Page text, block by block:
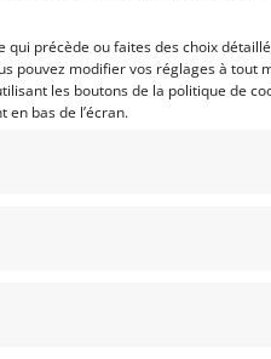
qui précède ou faites des choix
pouvez modifier vos réglages à tout
les boutons de la politique de
en bas de l’écran.
Vendu par : Mike VAN
MV AGUSTA TYPE